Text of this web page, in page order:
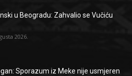
u Beogradu: Zahvalio se Vučiću
2026.
Sporazum iz Meke nije usmjeren